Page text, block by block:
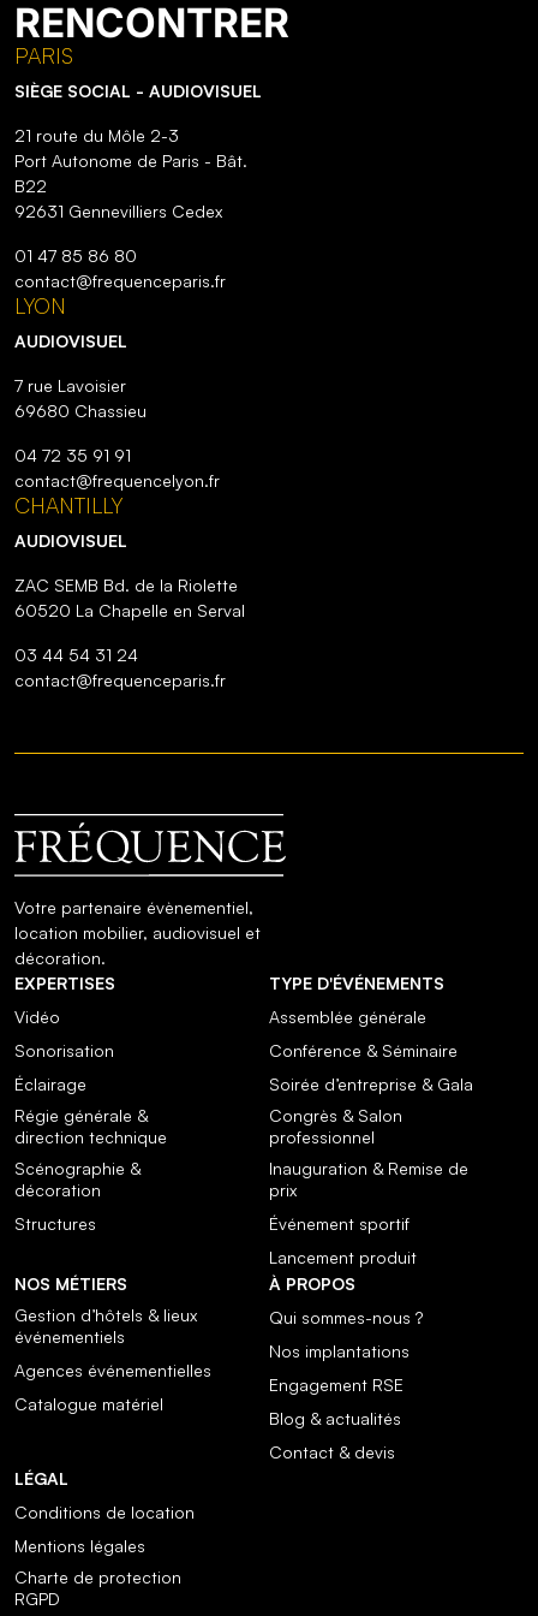
RENCONTRER
PARIS
SIÈGE SOCIAL - AUDIOVISUEL
21 route du Môle 2-3
Port Autonome de Paris - Bât.
B22
92631 Gennevilliers Cedex
01 47 85 86 80
contact@frequenceparis.fr
LYON
AUDIOVISUEL
7 rue Lavoisier
69680 Chassieu
04 72 35 91 91
contact@frequencelyon.fr
CHANTILLY
AUDIOVISUEL
ZAC SEMB Bd. de la Riolette
60520 La Chapelle en Serval
03 44 54 31 24
contact@frequenceparis.fr
Votre partenaire évènementiel,
location mobilier, audiovisuel et
décoration.
EXPERTISES
Vidéo
Sonorisation
Éclairage
Régie générale &
direction technique
Scénographie &
décoration
Structures
TYPE D'ÉVÉNEMENTS
Assemblée générale
Conférence & Séminaire
Soirée d’entreprise & Gala
Congrès & Salon
professionnel
Inauguration & Remise de
prix
Événement sportif
Lancement produit
NOS MÉTIERS
Gestion d’hôtels & lieux
événementiels
Agences événementielles
Catalogue matériel
À PROPOS
Qui sommes-nous ?
Nos implantations
Engagement RSE
Blog & actualités
Contact & devis
LÉGAL
Conditions de location
Mentions légales
Charte de protection
RGPD